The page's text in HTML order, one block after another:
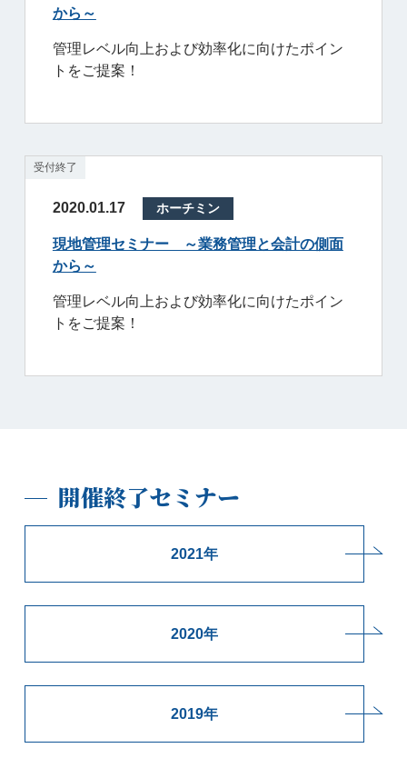
から～
管理レベル向上および効率化に向けたポイン
トをご提案！
受付終了
2020.01.17 ホーチミン
現地管理セミナー ～業務管理と会計の側面
から～
管理レベル向上および効率化に向けたポイン
トをご提案！
開催終了セミナー
2021年
2020年
2019年